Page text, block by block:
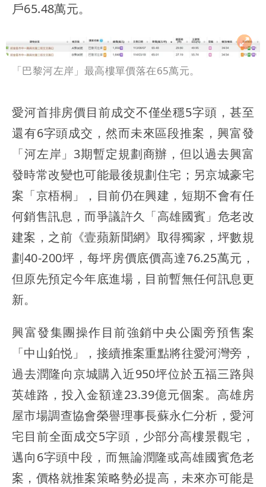
戶65.48萬元。
「巴黎河左岸」最高樓單價落在65萬元。
愛河首排房價目前成交不僅坐穩5字頭，甚至
還有6字頭成交，然而未來區段推案，興富發
「河左岸」3期暫定規劃商辦，但以過去興富
發時常改變也可能最後規劃住宅；另京城豪宅
案「京梧桐」，目前仍在興建，短期不會有任
何銷售訊息，而爭議許久「高雄國賓」危老改
建案，之前《壹蘋新聞網》取得獨家，坪數規
劃40-200坪，每坪房價底價高達76.25萬元，
但原先預定今年底進場，目前暫無任何訊息更
新。
興富發集團操作目前強銷中央公園旁預售案
「中山鉑悦」，接續推案重點將往愛河灣旁，
過去潤隆向京城購入近950坪位於五福三路與
英雄路，投入金額達23.39億元個案。高雄房
屋市場調查協會榮譽理事長蘇永仁分析，愛河
宅目前全面成交5字頭，少部分高樓景觀宅，
邁向6字頭中段，而無論潤隆或高雄國賓危老
案，價格就推案策略勢必提高，未來亦可能是